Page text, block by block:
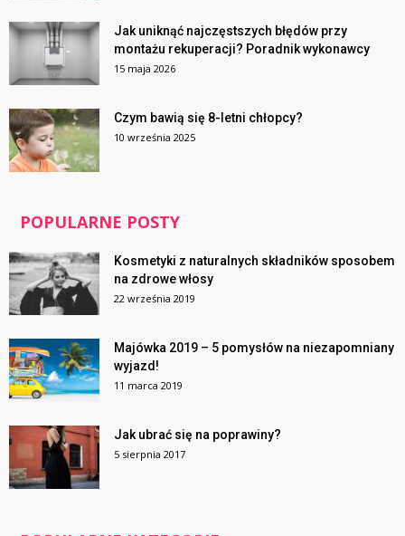
Jak uniknąć najczęstszych błędów przy
montażu rekuperacji? Poradnik wykonawcy
15 maja 2026
Czym bawią się 8-letni chłopcy?
10 września 2025
POPULARNE POSTY
Kosmetyki z naturalnych składników sposobem
na zdrowe włosy
22 września 2019
Majówka 2019 – 5 pomysłów na niezapomniany
wyjazd!
11 marca 2019
Jak ubrać się na poprawiny?
5 sierpnia 2017